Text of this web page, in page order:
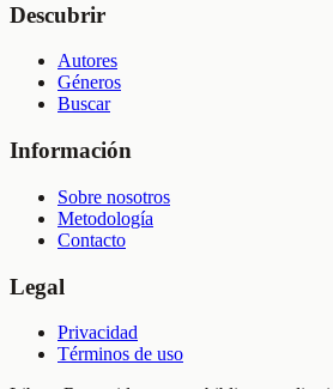
Descubrir
Autores
Géneros
Buscar
Información
Sobre nosotros
Metodología
Contacto
Legal
Privacidad
Términos de uso